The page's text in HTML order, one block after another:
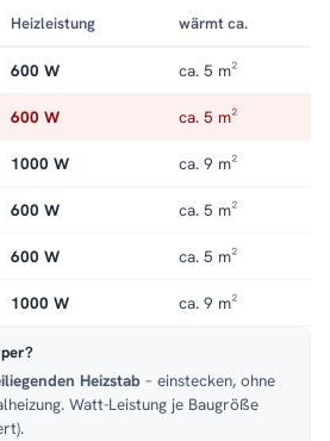
elektrisch
Heizleistung wärmt ca.
600 W ca. 5 m²
600 W ca. 5 m²
1000 W ca. 9 m²
600 W ca. 5 m²
600 W ca. 5 m²
1000 W ca. 9 m²
Heizstab – einstecken, ohne
Watt-Leistung je Baugröße